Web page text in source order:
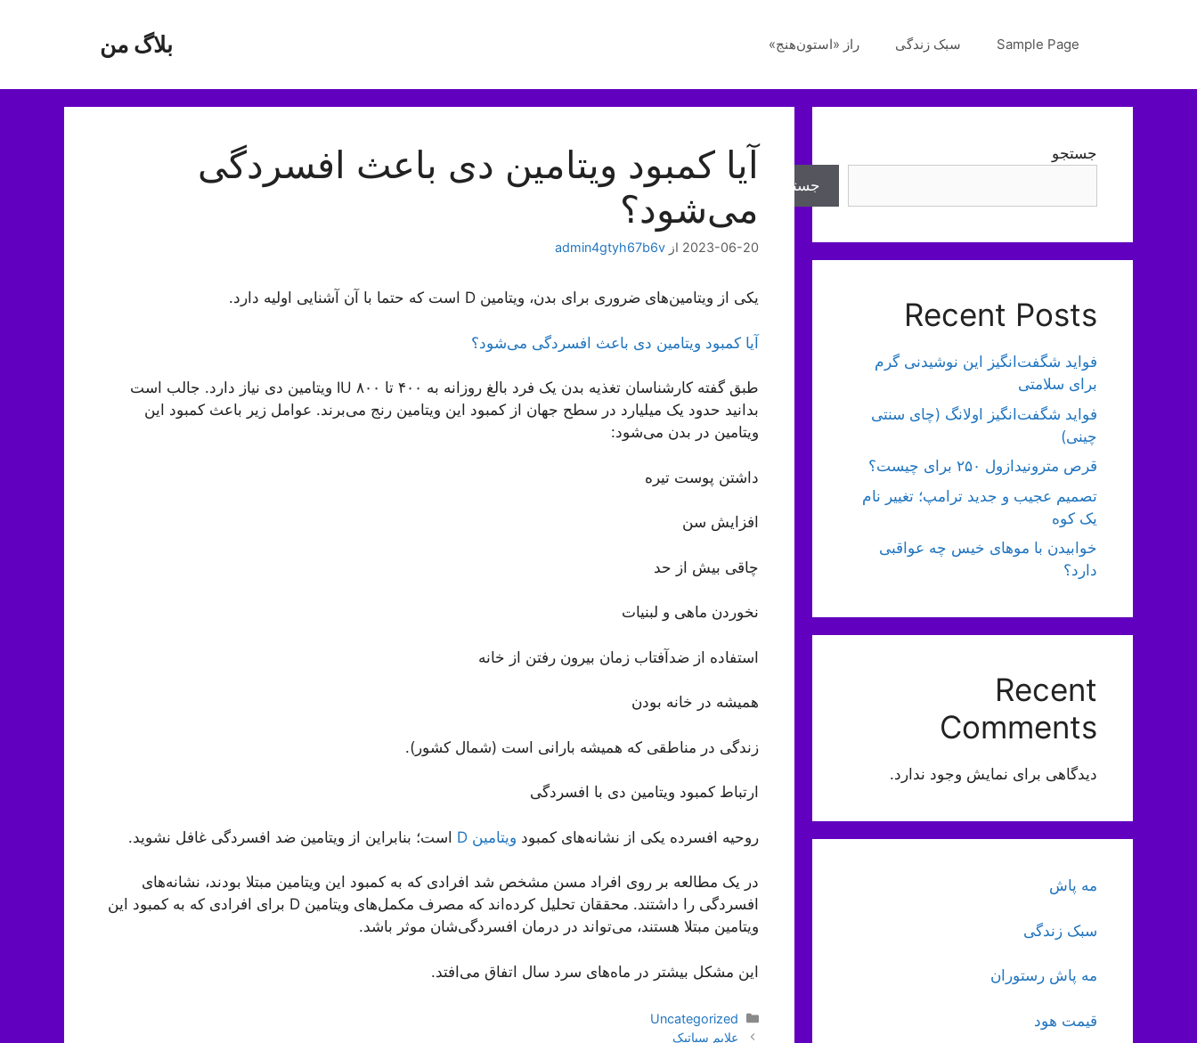
بلاگ من Sample Page سبک زندگی راز «استون‌هنج»
آیا کمبود ویتامین دی باعث افسردگی
می‌شود؟
2023-06-20 از admin4gtyh67b6v
یکی از ویتامین‌های ضروری برای بدن، ویتامین D است که حتما با آن آشنایی اولیه دارد.
آیا کمبود ویتامین دی باعث افسردگی می‌شود؟
طبق گفته کارشناسان تغذیه بدن یک فرد بالغ روزانه به ۴۰۰ تا ۸۰۰ IU ویتامین دی نیاز دارد. جالب است
بدانید حدود یک میلیارد در سطح جهان از کمبود این ویتامین رنج می‌برند. عوامل زیر باعث کمبود این
ویتامین در بدن می‌شود:
داشتن پوست تیره
افزایش سن
چاقی بیش از حد
نخوردن ماهی و لبنیات
استفاده از ضدآفتاب زمان بیرون رفتن از خانه
همیشه در خانه بودن
زندگی در مناطقی که همیشه بارانی است (شمال کشور).
ارتباط کمبود ویتامین دی با افسردگی
روحیه افسرده یکی از نشانه‌های کمبود ویتامین D است؛ بنابراین از ویتامین ضد افسردگی غافل نشوید.
در یک مطالعه بر روی افراد مسن مشخص شد افرادی که به کمبود این ویتامین مبتلا بودند، نشانه‌های
افسردگی را داشتند. محققان تحلیل کرده‌اند که مصرف مکمل‌های ویتامین D برای افرادی که به کمبود این
ویتامین مبتلا هستند، می‌تواند در درمان افسردگی‌شان موثر باشد.
این مشکل بیشتر در ماه‌های سرد سال اتفاق می‌افتد.
دسته‌ها
Uncategorized
ناوبریعلایم سیاتیک
جستجو
جستجو
Recent Posts
فواید شگفت‌انگیز این نوشیدنی گرم
برای سلامتی
فواید شگفت‌انگیز اولانگ (چای سنتی
چینی)
قرص مترونیدازول ۲۵۰ برای چیست؟
تصمیم عجیب و جدید ترامپ؛ تغییر نام
یک کوه
خوابیدن با موهای خیس چه عواقبی
دارد؟
Recent
Comments
دیدگاهی برای نمایش وجود ندارد.
مه پاش
سبک زندگی
مه پاش رستوران
قیمت هود